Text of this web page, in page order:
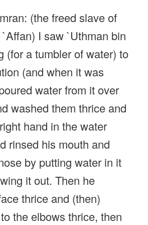
(the freed slave of
I saw `Uthman bin
(for a tumbler of water) to
(and when it was
water from it over
washed them thrice and
hand in the water
rinsed his mouth and
by putting water in it
it out. Then he
thrice and (then)
the elbows thrice, then